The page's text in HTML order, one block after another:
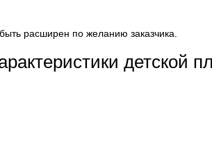
расширен по желанию заказчика.
детской